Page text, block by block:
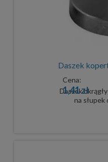
Daszek
Daszek
na słupek
Cena:
1,41 zł